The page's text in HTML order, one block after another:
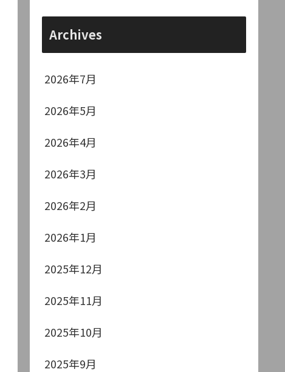
Archives
2026年7月
2026年5月
2026年4月
2026年3月
2026年2月
2026年1月
2025年12月
2025年11月
2025年10月
2025年9月